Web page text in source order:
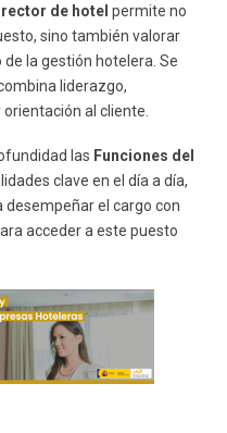
en la experiencia del
hotelera
de hotel
de hotel permite no
sino también valorar
la gestión hotelera. Se
liderazgo,
al cliente.
las Funciones del
clave en el día a día,
desempeñar el cargo con
acceder a este puesto